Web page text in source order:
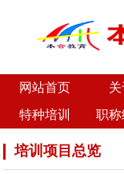
网站首页
特种培训
职
培训项目总览